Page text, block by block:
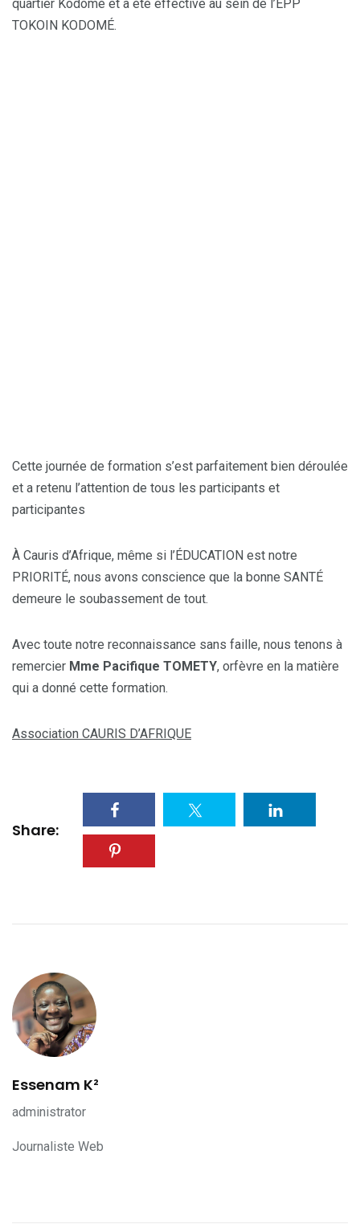
quartier Kodomé et a été effective au sein de l’EPP
TOKOIN KODOMÉ.
Cette journée de formation s’est parfaitement bien déroulée
et a retenu l’attention de tous les participants et
participantes
À Cauris d’Afrique, même si l’ÉDUCATION est notre
PRIORITÉ, nous avons conscience que la bonne SANTÉ
demeure le soubassement de tout.
Avec toute notre reconnaissance sans faille, nous tenons à
remercier Mme Pacifique TOMETY, orfèvre en la matière
qui a donné cette formation.
Association CAURIS D’AFRIQUE
Share:
Essenam K²
administrator
Journaliste Web